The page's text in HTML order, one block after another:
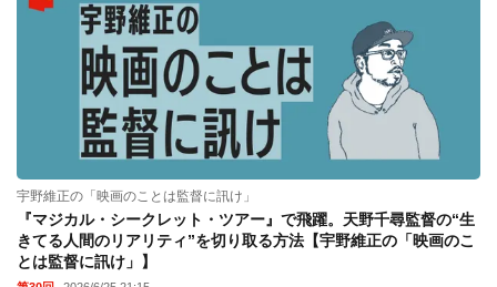
宇野維正の「映画のことは監督に訊け」
『マジカル・シークレット・ツアー』で飛躍。天野千尋監督の“生
きてる人間のリアリティ”を切り取る方法【宇野維正の「映画のこ
とは監督に訊け」】